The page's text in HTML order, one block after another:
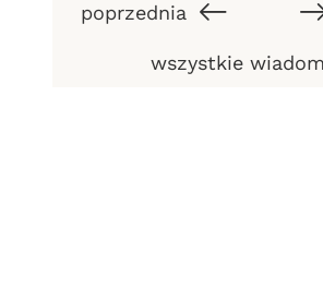
poprzednia
wszystkie